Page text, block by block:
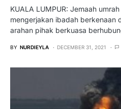
KUALA LUMPUR: Jemaah
mengerjakan ibadah berkenaan
arahan pihak berkuasa
BY NURDIEYLA DECEMBER 31, 2021